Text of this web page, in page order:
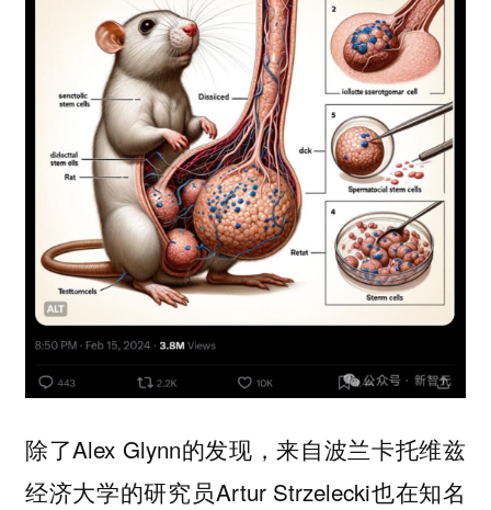
除了Alex Glynn的发现，来自波兰卡托维兹
经济大学的研究员Artur Strzelecki也在知名